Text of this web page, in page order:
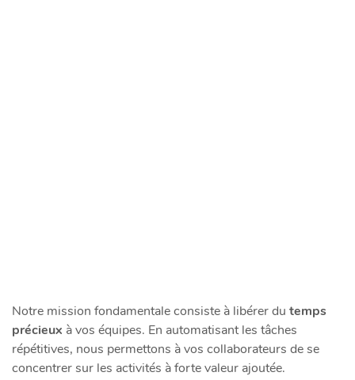
Notre mission fondamentale consiste à libérer du temps
précieux à vos équipes. En automatisant les tâches
répétitives, nous permettons à vos collaborateurs de se
concentrer sur les activités à forte valeur ajoutée.